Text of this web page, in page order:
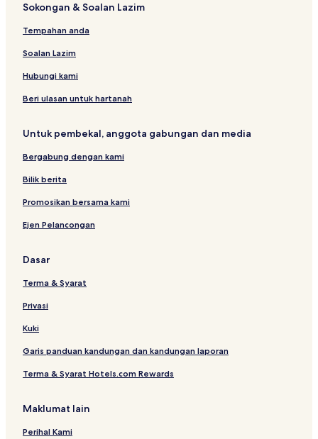
Sokongan & Soalan Lazim
Tempahan anda
Soalan Lazim
Hubungi kami
Beri ulasan untuk hartanah
Untuk pembekal, anggota gabungan dan media
Bergabung dengan kami
Bilik berita
Promosikan bersama kami
Ejen Pelancongan
Dasar
Terma & Syarat
Privasi
Kuki
Garis panduan kandungan dan kandungan laporan
Terma & Syarat Hotels.com Rewards
Maklumat lain
Perihal Kami